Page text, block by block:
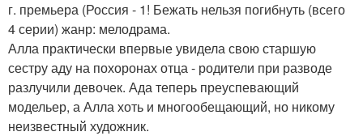
г. премьера (Россия - 1! Бежать нельзя погибнуть (всего
4 серии) жанр: мелодрама.
Алла практически впервые увидела свою старшую
сестру аду на похоронах отца - родители при разводе
разлучили девочек. Ада теперь преуспевающий
модельер, а Алла хоть и многообещающий, но никому
неизвестный художник.